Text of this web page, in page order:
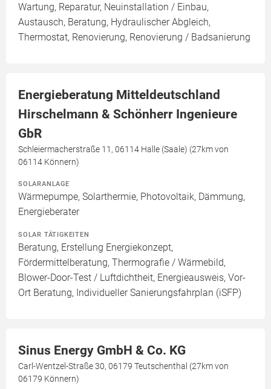
Wartung, Reparatur, Neuinstallation / Einbau,
Austausch, Beratung, Hydraulischer Abgleich,
Thermostat, Renovierung, Renovierung / Badsanierung
Energieberatung Mitteldeutschland
Hirschelmann & Schönherr Ingenieure
GbR
Schleiermacherstraße 11, 06114 Halle (Saale) (27km von
06114 Könnern)
SOLARANLAGE
Wärmepumpe, Solarthermie, Photovoltaik, Dämmung,
Energieberater
SOLAR TÄTIGKEITEN
Beratung, Erstellung Energiekonzept,
Fördermittelberatung, Thermografie / Wärmebild,
Blower-Door-Test / Luftdichtheit, Energieausweis, Vor-
Ort Beratung, Individueller Sanierungsfahrplan (iSFP)
Sinus Energy GmbH & Co. KG
Carl-Wentzel-Straße 30, 06179 Teutschenthal (27km von
06179 Könnern)